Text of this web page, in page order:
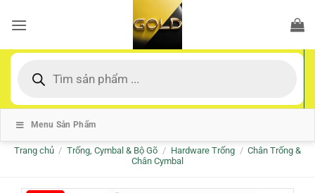
qua
dung
kiếm
Menu Sản Phẩm
Trang chủ / Trống, Cymbal & Bộ Gõ / Hardware Trống / Chân Trống &
Chân Cymbal